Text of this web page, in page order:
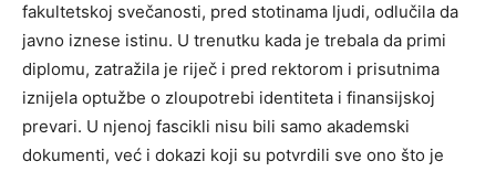
fakultetskoj svečanosti, pred stotinama ljudi, odlučila da
javno iznese istinu. U trenutku kada je trebala da primi
diplomu, zatražila je riječ i pred rektorom i prisutnima
iznijela optužbe o zloupotrebi identiteta i finansijskoj
prevari. U njenoj fascikli nisu bili samo akademski
dokumenti, već i dokazi koji su potvrdili sve ono što je